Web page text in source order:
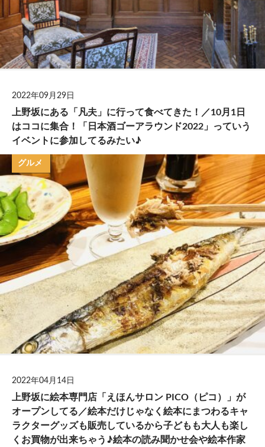
2022年09月29日
上野坂にある「凡夫」に行って食べてきた！／10月1日
はココに集合！「日本酒ゴーアラウンド2022」っていう
イベントに参加してるみたい♪
グルメ
2022年04月14日
上野坂に絵本専門店「えほんサロン PICO（ピコ）」が
オープンしてる／絵本だけじゃなく絵本にまつわるキャ
ラクターグッズも販売しているから子どもも大人も楽し
くお買物が出来ちゃう♪絵本の読み聞かせ会や絵本作家